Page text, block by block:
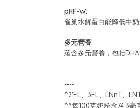
pHF-W:
雀巢水解蛋白能降低牛
多元營養:
蘊含多元營養，包括
----
^2'FL、3FL、LNnT、
^^每100克奶粉含74.3毫